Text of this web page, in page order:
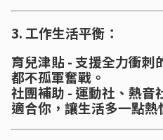
3. 工作生活平衡：
育兒津貼 - 支援全力衝刺
都不孤軍奮戰。
社團補助 - 運動社、熱
適合你，讓生活多一點熱